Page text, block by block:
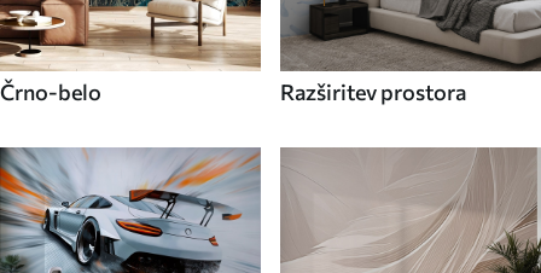
Črno-belo Razširitev prostora